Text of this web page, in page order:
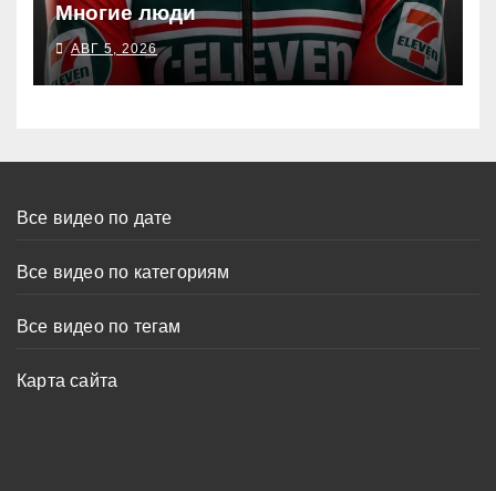
Многие люди
АВГ 5, 2026
Все видео по дате
Все видео по категориям
Все видео по тегам
Карта сайта